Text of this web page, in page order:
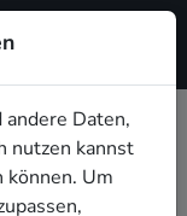
Musik
in Dublin
Daten,
nutzen kannst
Um